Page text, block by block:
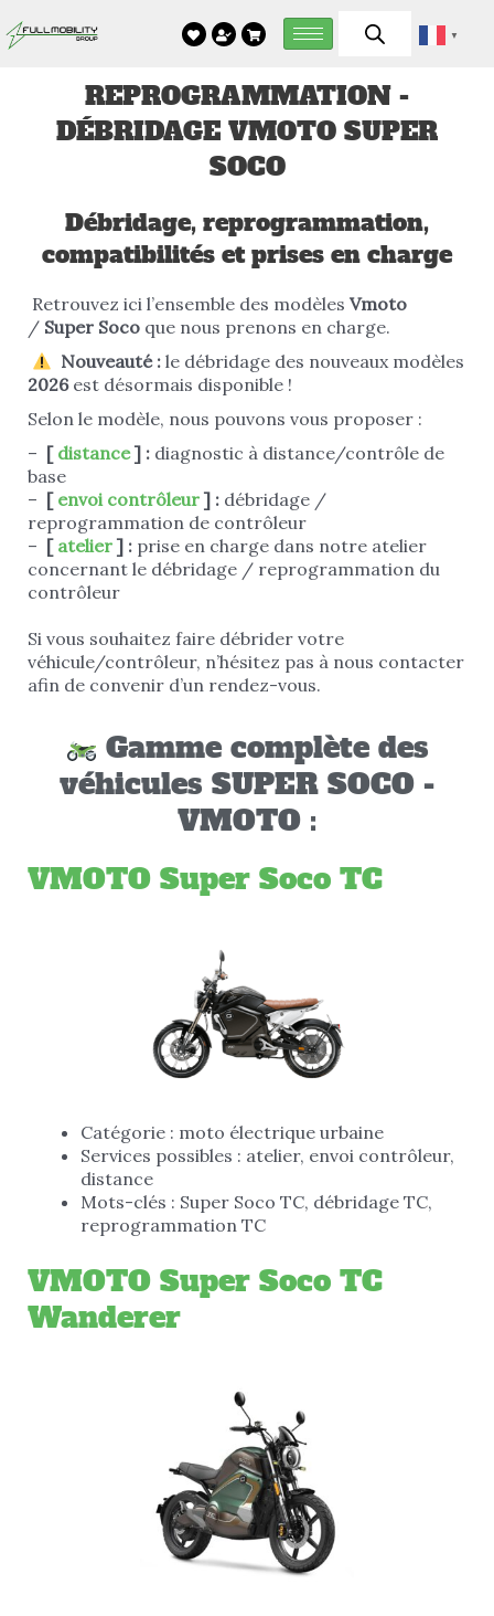
au
▼
REPROGRAMMATION -
DÉBRIDAGE VMOTO SUPER
SOCO
Débridage, reprogrammation,
compatibilités et prises en charge
Retrouvez ici l’ensemble des modèles Vmoto
/ Super Soco que nous prenons en charge.
Nouveauté : le débridage des nouveaux modèles
2026 est désormais disponible !
Selon le modèle, nous pouvons vous proposer :
– [ distance] : diagnostic à distance/contrôle de
base
– [ envoi contrôleur ] : débridage /
reprogrammation de contrôleur
– [ atelier ] : prise en charge dans notre atelier
concernant le débridage / reprogrammation du
contrôleur
Si vous souhaitez faire débrider votre
véhicule/contrôleur, n’hésitez pas à nous contacter
afin de convenir d’un rendez-vous.
Gamme complète des
véhicules SUPER SOCO -
VMOTO :
VMOTO Super Soco TC
Catégorie : moto électrique urbaine
Services possibles : atelier, envoi contrôleur,
distance
Mots-clés : Super Soco TC, débridage TC,
reprogrammation TC
VMOTO Super Soco TC
Wanderer